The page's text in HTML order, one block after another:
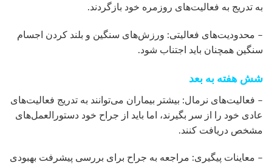
به تدریج به فعالیت‌های روزمره خود بازگردند.
– محدودیت‌های فعالیتی: ورزش‌های سنگین و بلند کردن اجسام
سنگین همچنان باید اجتناب شود.
شش هفته به بعد
– فعالیت‌های نرمال: بیشتر بیماران می‌توانند به تدریج فعالیت‌های
عادی خود را از سر بگیرند، اما باید از جراح خود دستورالعمل‌های
مشخص دریافت کنند.
– معاینات پیگیری: مراجعه به جراح برای بررسی پیشرفت بهبودی